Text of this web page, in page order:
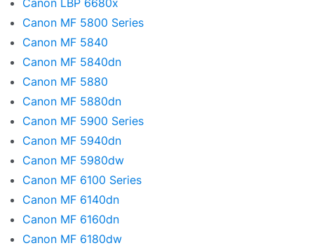
Canon LBP 6680x
Canon MF 5800 Series
Canon MF 5840
Canon MF 5840dn
Canon MF 5880
Canon MF 5880dn
Canon MF 5900 Series
Canon MF 5940dn
Canon MF 5980dw
Canon MF 6100 Series
Canon MF 6140dn
Canon MF 6160dn
Canon MF 6180dw